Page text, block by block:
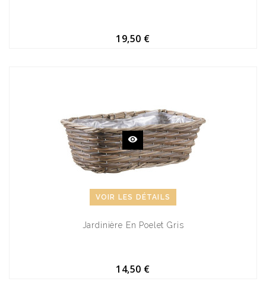
19,50 €
VOIR LES DÉTAILS
Jardinière En Poelet Gris
14,50 €